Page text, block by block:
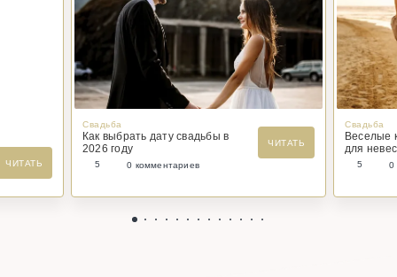
ЧИТАТЬ
Свадьба
Как выбрать дату свадьбы в
2026 году
ЧИТАТЬ
5 0 комментариев
Свадьба
Веселые
для
5 0